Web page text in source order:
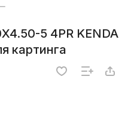
5 4PR KENDA
картинга